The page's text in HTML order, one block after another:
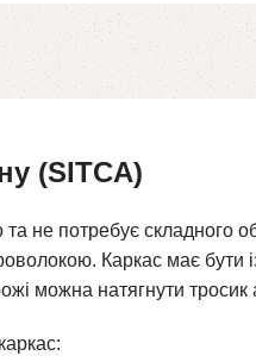
(SITCA)
не потребує складного
Каркас має бути
можна натягнути тросик